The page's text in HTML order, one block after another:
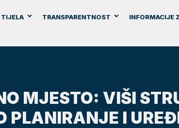
TIJELA TRANSPARENTNOST
INFORMACIJE
MJESTO: VIŠI
PLANIRANJE I